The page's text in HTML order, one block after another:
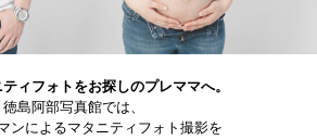
ィフォトをお探しのプレママへ。
徳島阿部写真館では、
ンによるマタニティフォト撮影を